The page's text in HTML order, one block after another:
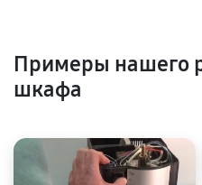
Примеры нашего
шкафа